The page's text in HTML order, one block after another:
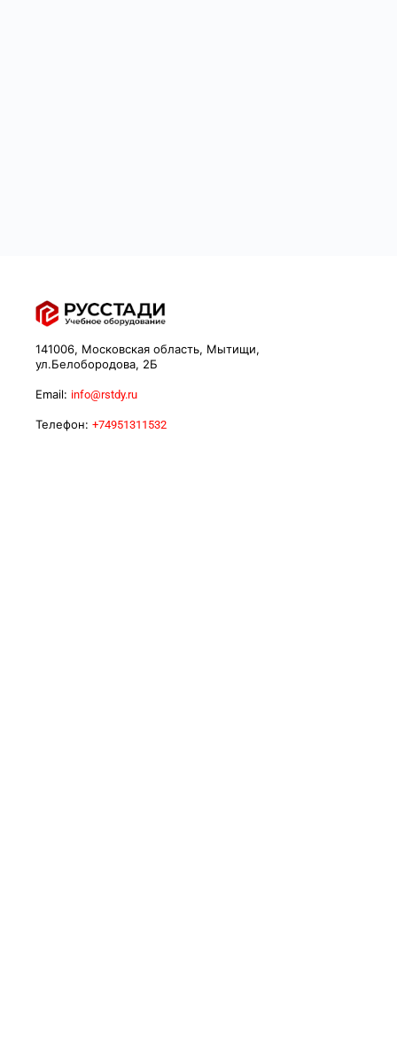
141006, Московская область, Мытищи,
ул.Белобородова, 2Б
Email: info@rstdy.ru
Телефон: +74951311532